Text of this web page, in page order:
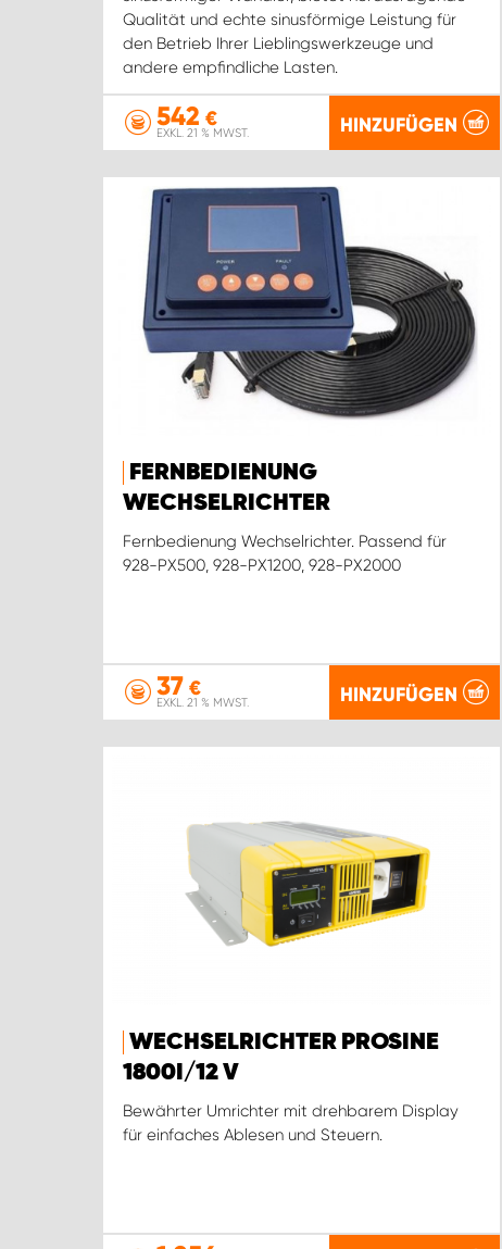
Qualität und echte sinusförmige Leistung für
den Betrieb Ihrer Lieblingswerkzeuge und
andere empfindliche Lasten.
542 €
EXKL. 21 % MWST. HINZUFÜGEN
FERNBEDIENUNG
WECHSELRICHTER
Fernbedienung Wechselrichter. Passend für
928-PX500, 928-PX1200, 928-PX2000
37 €
EXKL. 21 % MWST. HINZUFÜGEN
WECHSELRICHTER PROSINE
1800I/12 V
Bewährter Umrichter mit drehbarem Display
für einfaches Ablesen und Steuern.